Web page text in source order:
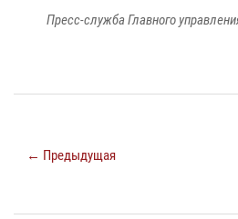
Пресс-служба Главного
← Предыдущая